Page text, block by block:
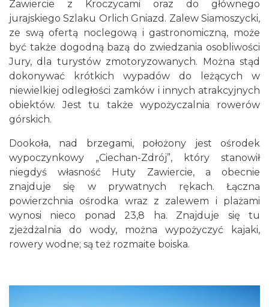
Zawiercie z Kroczycami oraz do głównego
jurajskiego Szlaku Orlich Gniazd. Zalew Siamoszycki,
ze swą ofertą noclegową i gastronomiczną, może
być także dogodną bazą do zwiedzania osobliwości
Jury, dla turystów zmotoryzowanych. Można stąd
dokonywać krótkich wypadów do leżących w
niewielkiej odległości zamków i innych atrakcyjnych
obiektów. Jest tu także wypożyczalnia rowerów
górskich.
Dookoła, nad brzegami, położony jest ośrodek
wypoczynkowy „Ciechan-Zdrój”, który stanowił
niegdyś własność Huty Zawiercie, a obecnie
znajduje się w prywatnych rękach. Łączna
powierzchnia ośrodka wraz z zalewem i plażami
wynosi nieco ponad 23,8 ha. Znajduje się tu
zjeżdżalnia do wody, można wypożyczyć kajaki,
rowery wodne; są też rozmaite boiska.